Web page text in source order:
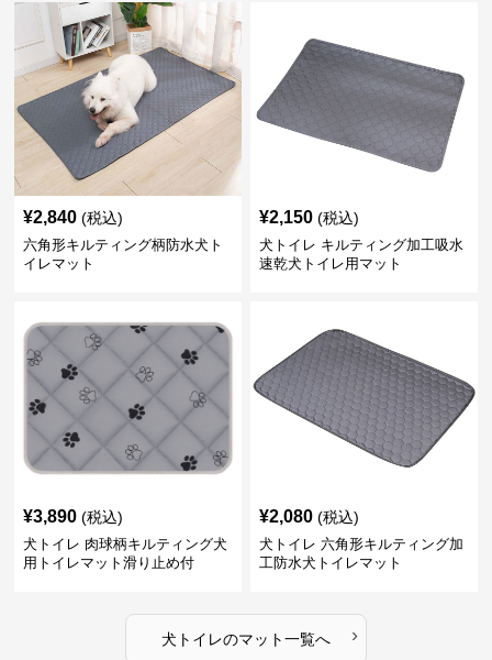
¥2,840 (税込)
六角形キルティング柄防水犬ト
イレマット
¥2,150 (税込)
犬トイレ キルティング加工吸水
速乾犬トイレ用マット
¥3,890 (税込)
犬トイレ 肉球柄キルティング犬
用トイレマット滑り止め付
¥2,080 (税込)
犬トイレ 六角形キルティング加
工防水犬トイレマット
犬トイレのマット一覧へ ›